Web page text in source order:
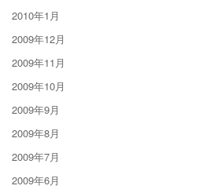
2010年1月
2009年12月
2009年11月
2009年10月
2009年9月
2009年8月
2009年7月
2009年6月